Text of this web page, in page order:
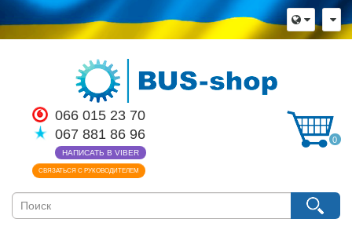
066 015 23 70
067 881 86 96
НАПИСАТЬ В VIBER
СВЯЗАТЬСЯ С РУКОВОДИТЕЛЕМ
0
×
Язык магазина
Выберите пожалуйста язык магазина
Русский
Українська
Закрыть